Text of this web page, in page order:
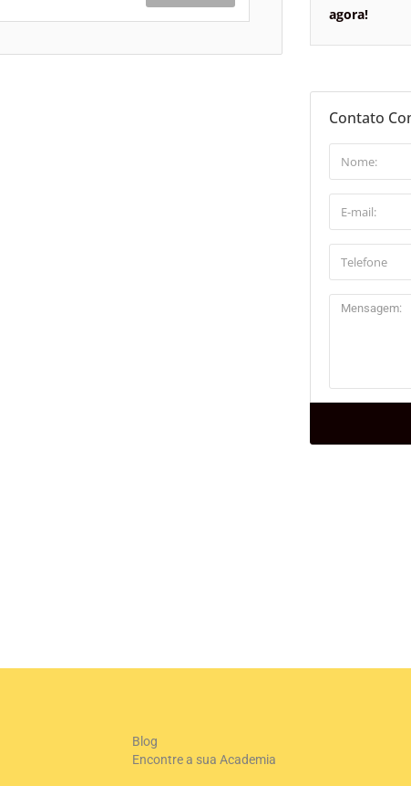
agora!
Contato
Blog
Encontre a sua Academia